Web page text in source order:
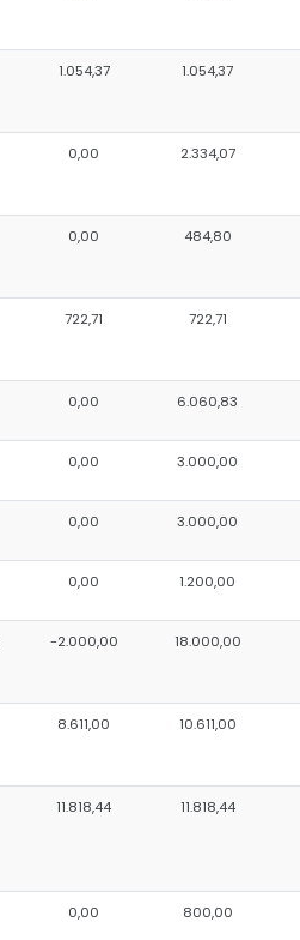
1.054,37 1.054,37
0,00 2.334,07
0,00 484,80
722,71 722,71
0,00 6.060,83
0,00 3.000,00
0,00 3.000,00
0,00 1.200,00
-2.000,00 18.000,00
8.611,00 10.611,00
11.818,44 11.818,44
0,00 800,00